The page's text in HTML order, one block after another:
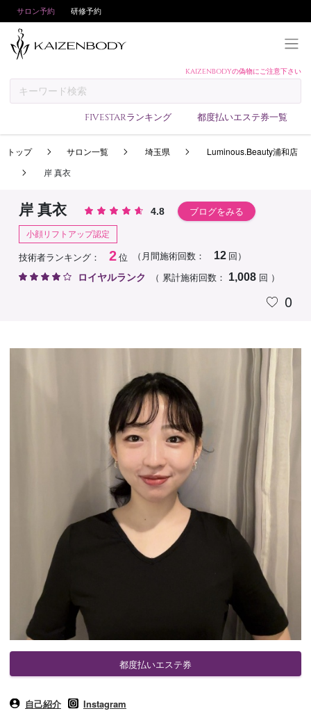
サロン予約 研修予約
KAIZENBODYの偽物にご注意下さい
FIVESTARランキング 都度払いエステ券一覧
予約方法
サロンランキング
アンケート
美コインランキング
ブログ
求人
トップ サロン一覧 埼玉県
Luminous.Beauty浦和店
岸 真衣
岸 真衣 4.8 ブログをみる
小顔リフトアップ認定
技術者ランキング： 2位 （月間施術回数： 12 回）
ロイヤルランク （ 累計施術回数： 1,008回 ）
0
都度払いエステ券
自己紹介 Instagram